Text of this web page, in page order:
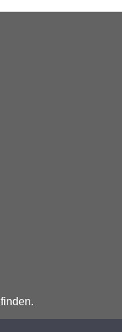
finden.